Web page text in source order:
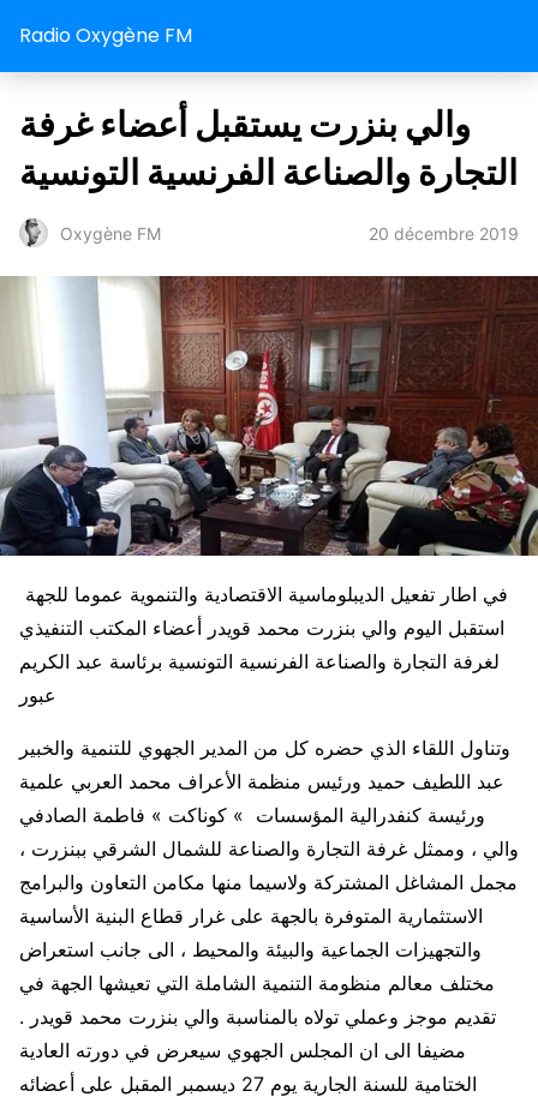
Radio Oxygène FM
والي بنزرت يستقبل أعضاء غرفة
التجارة والصناعة الفرنسية التونسية
Oxygène FM 20 décembre 2019
استقبل اليوم والي بنزرت محمد قويدر أعضاء المكتب التنفيذي
لغرفة التجارة والصناعة الفرنسية التونسية برئاسة عبد الكريم
عبور
وتناول اللقاء الذي حضره كل من المدير الجهوي للتنمية والخبير
عبد اللطيف حميد ورئيس منظمة الأعراف محمد العربي علمية
ورئيسة كنفدرالية المؤسسات » كوناكت » فاطمة الصادفي
والي ، وممثل غرفة التجارة والصناعة للشمال الشرقي ببنزرت ،
مجمل المشاغل المشتركة ولاسيما منها مكامن التعاون والبرامج
الاستثمارية المتوفرة بالجهة على غرار قطاع البنية الأساسية
والتجهيزات الجماعية والبيئة والمحيط ، الى جانب استعراض
مختلف معالم منظومة التنمية الشاملة التي تعيشها الجهة في
تقديم موجز وعملي تولاه بالمناسبة والي بنزرت محمد قويدر .
مضيفا الى ان المجلس الجهوي سيعرض في دورته العادية
الختامية للسنة الجارية يوم 27 ديسمبر المقبل على أعضائه